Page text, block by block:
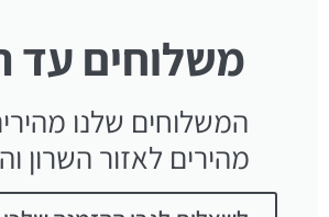
משלוחים עד
המשלוחים שלנו
מהירים לאזור השרון